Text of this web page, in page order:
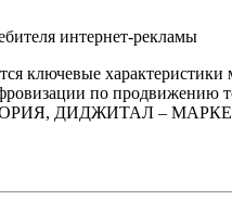
интернет-рекламы
ключевые
по продвижению
ДИДЖИТАЛ –